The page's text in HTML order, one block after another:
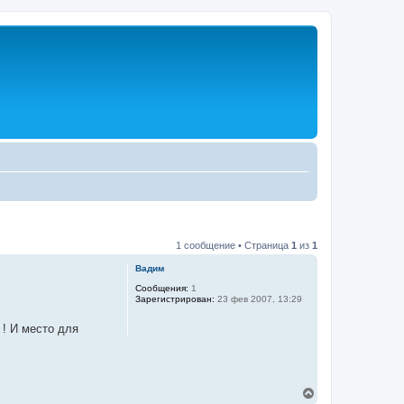
1 сообщение • Страница 1 из 1
Вадим
Сообщения: 1
Зарегистрирован: 23 фев 2007, 13:29
! И место для